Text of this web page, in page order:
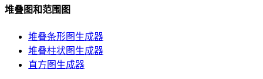
堆叠图和范围图
堆叠条形图生成器
堆叠柱状图生成器
直方图生成器